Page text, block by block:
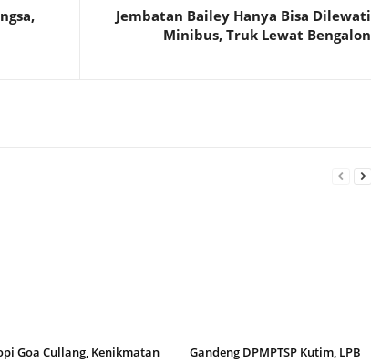
Jembatan Bailey Hanya Bisa Dilewati
Minibus, Truk Lewat Bengalon
Goa Cullang, Kenikmatan
Gandeng DPMPTSP Kutim, LPB